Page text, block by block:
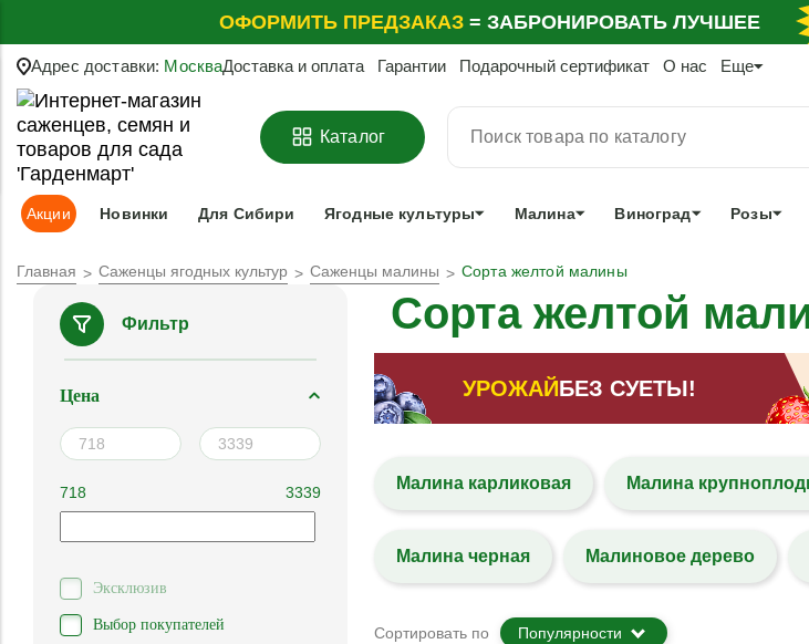
ОФОРМИТЬ ПРЕДЗАКАЗ = ЗАБРОНИРОВАТЬ ЛУЧШЕЕ
Адрес доставки: МоскваДоставка и оплата Гарантии Подарочный сертификат О нас Еще
Каталог
Акции Новинки Для Сибири Ягодные культуры Малина Виноград Розы
Главная Саженцы ягодных культур Саженцы малины Сорта желтой малины
Фильтр
Цена
718 3339
Эксклюзив
Выбор покупателей
Сорта желтой
УРОЖАЙБЕЗ СУЕТЫ!
Малина карликовая Малина
Малина черная Малиновое дерево
Сортировать по Популярности